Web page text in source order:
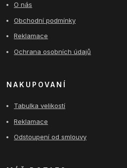
O nás
Obchodní podmínky
Reklamace
Ochrana osobních údajů
NAKUPOVANÍ
Tabulka velikostí
Reklamace
Odstoupení od smlouvy